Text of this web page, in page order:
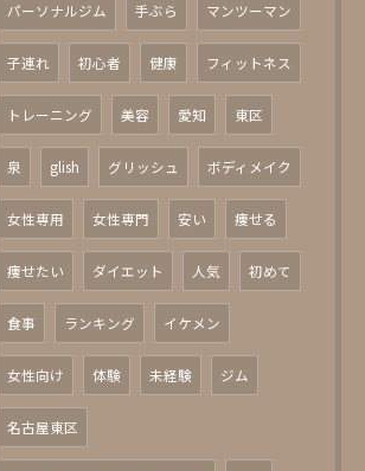
パーソナルジム 手ぶら マンツーマン
子連れ 初心者 健康 フィットネス
トレーニング 美容 愛知 東区
泉 glish グリッシュ ボディメイク
女性専用 女性専門 安い 痩せる
痩せたい ダイエット 人気 初めて
食事 ランキング イケメン
女性向け 体験 未経験 ジム
名古屋東区